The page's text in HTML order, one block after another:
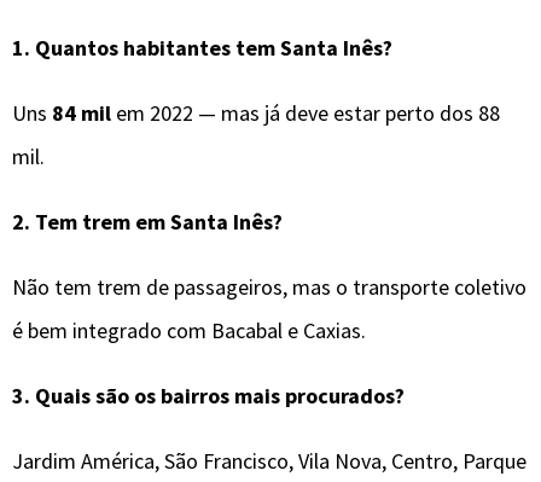
1. Quantos habitantes tem Santa Inês?
Uns 84 mil em 2022 — mas já deve estar perto dos 88
mil.
2. Tem trem em Santa Inês?
Não tem trem de passageiros, mas o transporte coletivo
é bem integrado com Bacabal e Caxias.
3. Quais são os bairros mais procurados?
Jardim América, São Francisco, Vila Nova, Centro, Parque